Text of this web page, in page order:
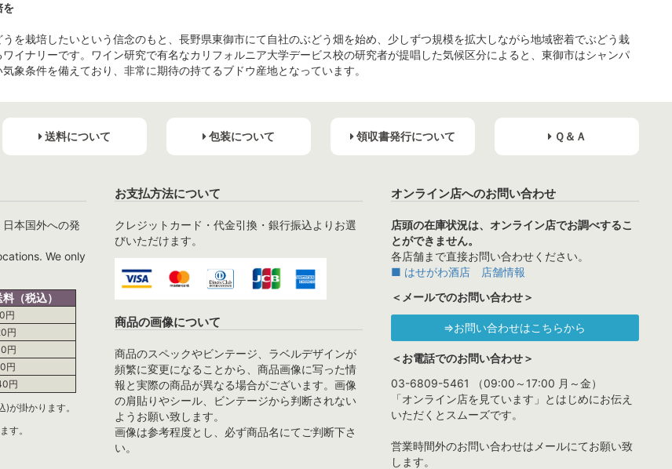
を
うを栽培したいという信念のもと、長野県東御市にて自社のぶどう畑を始め、少しずつ規模を拡大しながら地域密着でぶどう栽
イナリーです。ワイン研究で有名なカリフォルニア大学デービス校の研究者が提唱した気候区分によると、東御市はシャンパ
象条件を備えており、非常に期待の持てるブドウ産地となっています。
送料について 包装について 領収書発行について Ｑ＆Ａ
本国外への発
We only
（税込）
円
円
円
円
円
が掛かります。
す。
お支払方法について
クレジットカード・代金引換・銀行振込よりお選
びいただけます。
商品の画像について
商品のスペックやビンテージ、ラベルデザインが
頻繁に変更になることから、商品画像に写った情
報と実際の商品が異なる場合がございます。画像
の肩貼りやシール、ビンテージから判断されない
ようお願い致します。
画像は参考程度とし、必ず商品名にてご判断下さ
い。
オンライン店へのお問い合わせ
店頭の在庫状況は、オンライン店でお調べするこ
とができません。
各店舗まで直接お問い合わせください。
■ はせがわ酒店 店舗情報
＜メールでのお問い合わせ＞
⇒お問い合わせはこちらから
＜お電話でのお問い合わせ＞
03-6809-5461 （09:00～17:00 月～金）
「オンライン店を見ています」とはじめにお伝え
いただくとスムーズです。
営業時間外のお問い合わせはメールにてお願い致
します。